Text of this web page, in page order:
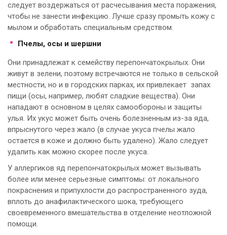
следует воздержаться от расчесывания места поражения,
чтобы не занести инфекцию. Лучше сразу промыть кожу с
мылом и обработать специальным средством.
Пчелы, осы и шершни
Они принадлежат к семейству перепончатокрылых. Они
живут в зелени, поэтому встречаются не только в сельской
местности, но и в городских парках, их привлекает запах
пищи (осы, например, любят сладкие вещества). Они
нападают в основном в целях самообороны и защиты
улья. Их укус может быть очень болезненным из-за яда,
впрыснутого через жало (в случае укуса пчелы жало
остается в коже и должно быть удалено). Жало следует
удалить как можно скорее после укуса.
У аллергиков яд перепончатокрылых может вызывать
более или менее серьезные симптомы: от локального
покраснения и припухлости до распространенного зуда,
вплоть до анафилактического шока, требующего
своевременного вмешательства в отделение неотложной
помощи.